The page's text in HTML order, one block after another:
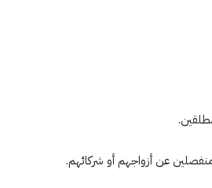
عن أزواجهم أو شركائهم.